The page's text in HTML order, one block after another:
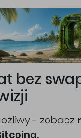
bez
- zobacz